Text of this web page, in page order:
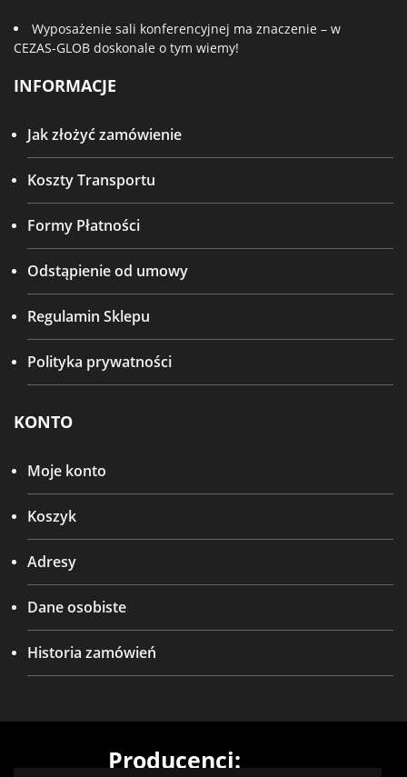
Wyposażenie sali konferencyjnej ma znaczenie – w
CEZAS-GLOB doskonale o tym wiemy!
INFORMACJE
Jak złożyć zamówienie
Koszty Transportu
Formy Płatności
Odstąpienie od umowy
Regulamin Sklepu
Polityka prywatności
KONTO
Moje konto
Koszyk
Adresy
Dane osobiste
Historia zamówień
Producenci: